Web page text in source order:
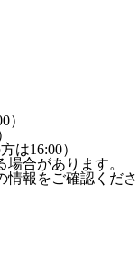
は16:00）
合があります。
情報をご確認くださ